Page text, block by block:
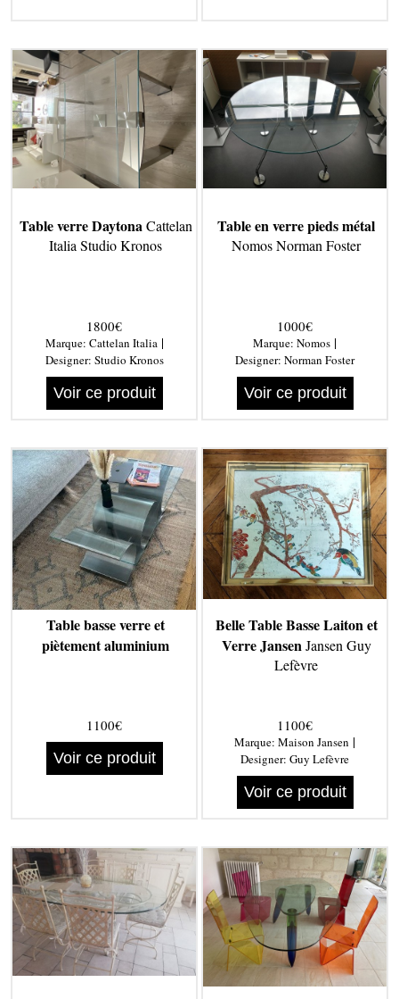
Table verre DaytonaCattelan
Italia Studio Kronos
1800€
Marque: Cattelan Italia|
Designer: Studio Kronos
Voir ce produit
Table en verre pieds métal
Nomos Norman Foster
1000€
Marque: Nomos |
Designer: Norman Foster
Voir ce produit
Table basse verre et
piètement aluminium
1100€
Voir ce produit
Belle Table Basse Laiton et
Verre JansenJansen Guy
Lefèvre
1100€
Marque: Maison Jansen |
Designer: Guy Lefèvre
Voir ce produit